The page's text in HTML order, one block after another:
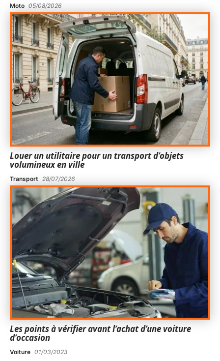
Moto 05/08/2026
Louer un utilitaire pour un transport d’objets
volumineux en ville
Transport 28/07/2026
Les points à vérifier avant l’achat d’une voiture
d’occasion
Voiture 01/03/2023